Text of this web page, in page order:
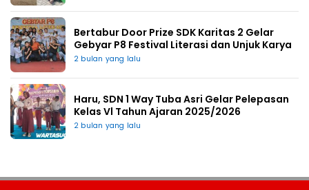
Bertabur Door Prize SDK Karitas 2 Gelar
Gebyar P8 Festival Literasi dan Unjuk Karya
2 bulan yang lalu
Haru, SDN 1 Way Tuba Asri Gelar Pelepasan
Kelas Vl Tahun Ajaran 2025/2026
2 bulan yang lalu